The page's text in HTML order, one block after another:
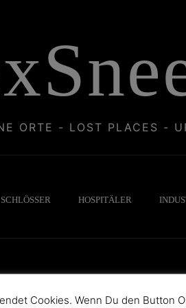
ORTE - LOST PLACES -
SCHLÖSSER HOSPITÄLER
Cookies. Wenn Du den Button